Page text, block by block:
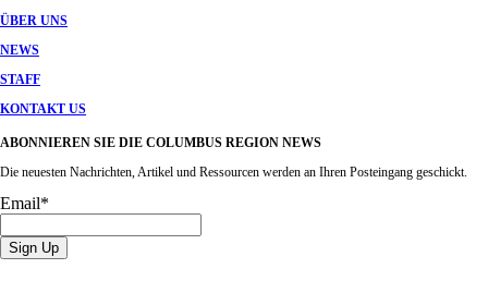
ÜBER UNS
NEWS
STAFF
KONTAKT US
ABONNIEREN SIE DIE COLUMBUS REGION NEWS
Die neuesten Nachrichten, Artikel und Ressourcen werden an Ihren Posteingang geschickt.
Email*